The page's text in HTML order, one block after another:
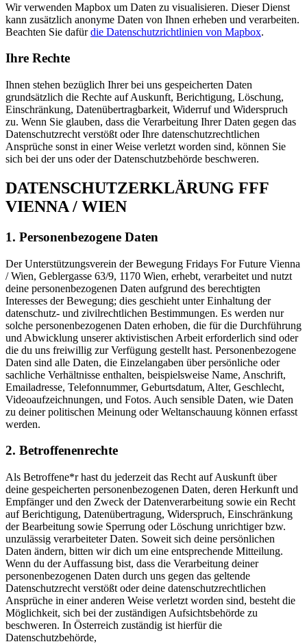
Wir verwenden Mapbox um Daten zu visualisieren. Dieser Dienst
kann zusätzlich anonyme Daten von Ihnen erheben und verarbeiten.
Beachten Sie dafürdie Datenschutzrichtlinien von Mapbox.
Ihre Rechte
Ihnen stehen bezüglich Ihrer bei uns gespeicherten Daten
grundsätzlich die Rechte auf Auskunft, Berichtigung, Löschung,
Einschränkung, Datenübertragbarkeit, Widerruf und Widerspruch
zu. Wenn Sie glauben, dass die Verarbeitung Ihrer Daten gegen das
Datenschutzrecht verstößt oder Ihre datenschutzrechtlichen
Ansprüche sonst in einer Weise verletzt worden sind, können Sie
sich bei der uns oder der Datenschutzbehörde beschweren.
DATENSCHUTZERKLÄRUNG FFF
VIENNA / WIEN
1. Personenbezogene Daten
Der Unterstützungsverein der Bewegung Fridays For Future Vienna
/ Wien, Geblergasse 63/9, 1170 Wien, erhebt, verarbeitet und nutzt
deine personenbezogenen Daten aufgrund des berechtigten
Interesses der Bewegung; dies geschieht unter Einhaltung der
datenschutz- und zivilrechtlichen Bestimmungen. Es werden nur
solche personenbezogenen Daten erhoben, die für die Durchführung
und Abwicklung unserer aktivistischen Arbeit erforderlich sind oder
die du uns freiwillig zur Verfügung gestellt hast. Personenbezogene
Daten sind alle Daten, die Einzelangaben über persönliche oder
sachliche Verhältnisse enthalten, beispielsweise Name, Anschrift,
Emailadresse, Telefonnummer, Geburtsdatum, Alter, Geschlecht,
Videoaufzeichnungen, und Fotos. Auch sensible Daten, wie Daten
zu deiner politischen Meinung oder Weltanschauung können erfasst
werden.
2. Betroffenenrechte
Als Betroffene*r hast du jederzeit das Recht auf Auskunft über
deine gespeicherten personenbezogenen Daten, deren Herkunft und
Empfänger und den Zweck der Datenverarbeitung sowie ein Recht
auf Berichtigung, Datenübertragung, Widerspruch, Einschränkung
der Bearbeitung sowie Sperrung oder Löschung unrichtiger bzw.
unzulässig verarbeiteter Daten. Soweit sich deine persönlichen
Daten ändern, bitten wir dich um eine entsprechende Mitteilung.
Wenn du der Auffassung bist, dass die Verarbeitung deiner
personenbezogenen Daten durch uns gegen das geltende
Datenschutzrecht verstößt oder deine datenschutzrechtlichen
Ansprüche in einer anderen Weise verletzt worden sind, besteht die
Möglichkeit, sich bei der zuständigen Aufsichtsbehörde zu
beschweren. In Österreich zuständig ist hierfür die
Datenschutzbehörde,